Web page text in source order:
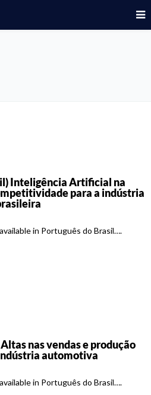
Inteligência Artificial na
para a indústria
in Português do Brasil….
nas vendas e produção
indústria automotiva
in Português do Brasil….